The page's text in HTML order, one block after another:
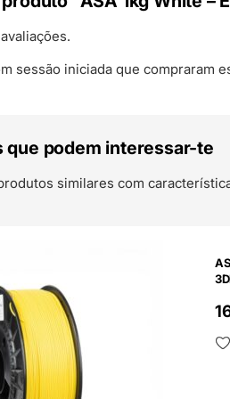
sessão iniciada que compraram
que podem interessar-te
similares com